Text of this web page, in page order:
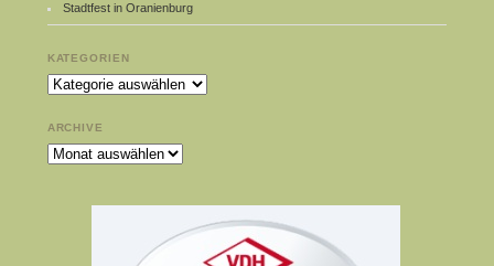
Stadtfest in Oranienburg
KATEGORIEN
Kategorien
ARCHIVE
Archive